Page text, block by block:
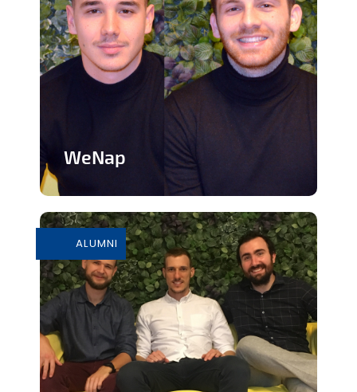
WeNap
milieu professionnel
En savoir plus
ALUMNI